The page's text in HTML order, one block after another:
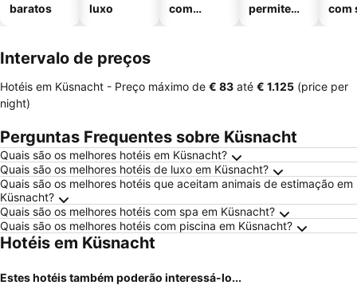
baratos
luxo
com
permitem
com
Intervalo de preços
Hotéis em Küsnacht - Preço máximo de ‎€ 83 até ‎€ 1.125 (price per
night)
Perguntas Frequentes sobre Küsnacht
Quais são os melhores hotéis em Küsnacht?
Quais são os melhores hotéis de luxo em Küsnacht?
Quais são os melhores hotéis que aceitam animais de estimação em
Küsnacht?
Quais são os melhores hotéis com spa em Küsnacht?
Quais são os melhores hotéis com piscina em Küsnacht?
Hotéis em Küsnacht
Estes hotéis também poderão interessá-lo...